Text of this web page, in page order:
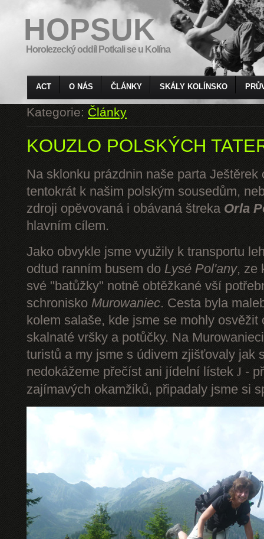
HOPSUK
Horolezecký oddíl Potkali se u Kolína
ACT O NÁS ČLÁNKY SKÁLY KOLÍNSKO
Kategorie:Články
KOUZLO POLSKÝCH
Na sklonku prázdnin naše parta Ještěrek
tentokrát k našim polským sousedům,
zdroji opěvovaná i obávaná štreka Orla
hlavním cílem.
Jako obvykle jsme využily k transportu
odtud ranním busem do Lysé Pol'any, ze
své "batůžky" notně obtěžkané vší
schronisko Murowaniec. Cesta byla
kolem salaše, kde jsme se mohly
skalnaté vršky a potůčky. Na
turistů a my jsme s údivem zjišťovaly jak
nedokážeme přečíst ani jídelní lístek J -
zajímavých okamžiků, připadaly jsme si